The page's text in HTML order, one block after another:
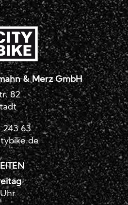
& Merz GmbH
82
243 63